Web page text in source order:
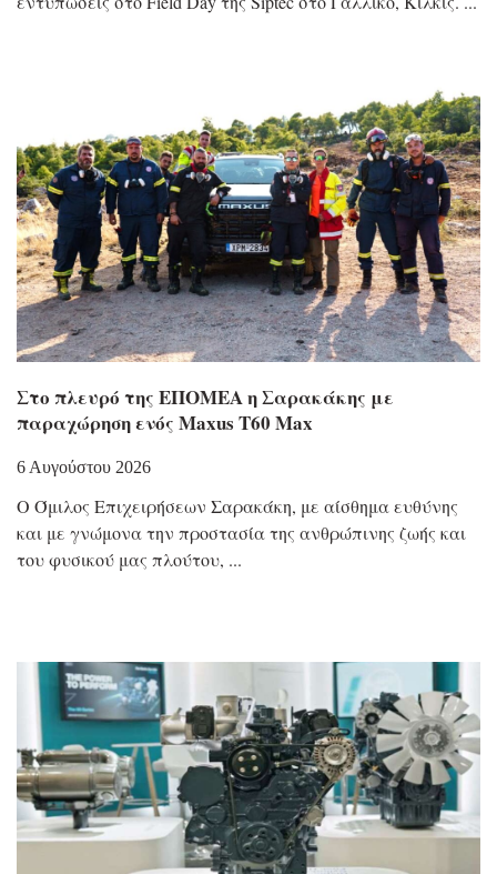
Στο πλευρό της ΕΠΟΜΕΑ η Σαρακάκης με
παραχώρηση ενός Maxus T60 Max
6 Αυγούστου 2026
Ο Όμιλος Επιχειρήσεων Σαρακάκη, με αίσθημα ευθύνης
και με γνώμονα την προστασία της ανθρώπινης ζωής και
του φυσικού μας πλούτου,